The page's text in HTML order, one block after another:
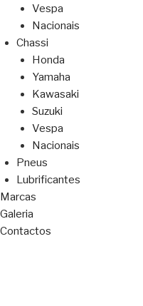
Vespa
Nacionais
Chassi
Honda
Yamaha
Kawasaki
Suzuki
Vespa
Nacionais
Pneus
Lubrificantes
Marcas
Galeria
Contactos